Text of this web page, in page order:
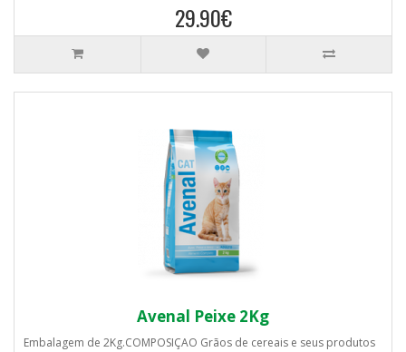
29.90€
Avenal Peixe 2Kg
Embalagem de 2Kg.COMPOSIÇAO Grãos de cereais e seus produtos